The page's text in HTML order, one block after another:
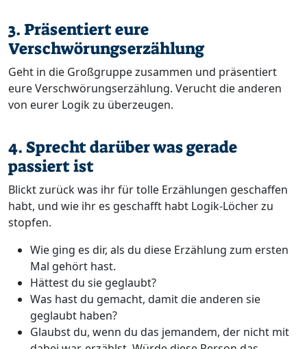
3. Präsentiert eure
Verschwörungserzählung
Geht in die Großgruppe zusammen und präsentiert
eure Verschwörungserzählung. Verucht die anderen
von eurer Logik zu überzeugen.
4. Sprecht darüber was gerade
passiert ist
Blickt zurück was ihr für tolle Erzählungen geschaffen
habt, und wie ihr es geschafft habt Logik-Löcher zu
stopfen.
Wie ging es dir, als du diese Erzählung zum ersten
Mal gehört hast.
Hättest du sie geglaubt?
Was hast du gemacht, damit die anderen sie
geglaubt haben?
Glaubst du, wenn du das jemandem, der nicht mit